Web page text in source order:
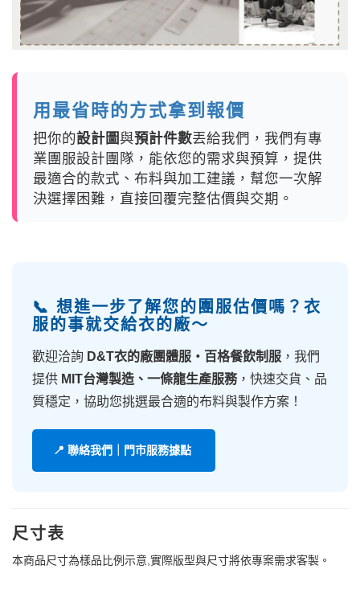
用最省時的方式拿到報價
把你的設計圖與預計件數丟給我們，我們有專
業團服設計團隊，能依您的需求與預算，提供
最適合的款式、布料與加工建議，幫您一次解
決選擇困難，直接回覆完整估價與交期。
📞 想進一步了解您的團服估價嗎？衣
服的事就交給衣的廠～
歡迎洽詢 D&T衣的廠團體服・百格餐飲制服 ，我們
提供 MIT台灣製造、一條龍生產服務，快速交貨、品
質穩定，協助您挑選最合適的布料與製作方案！
📍 聯絡我們｜門市服務據點
尺寸表
本商品尺寸為樣品比例示意,實際版型與尺寸將依專案需求客製。